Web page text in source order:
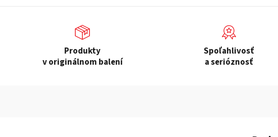
Produkty
v originálnom balení
Spoľahlivosť
a serióznosť